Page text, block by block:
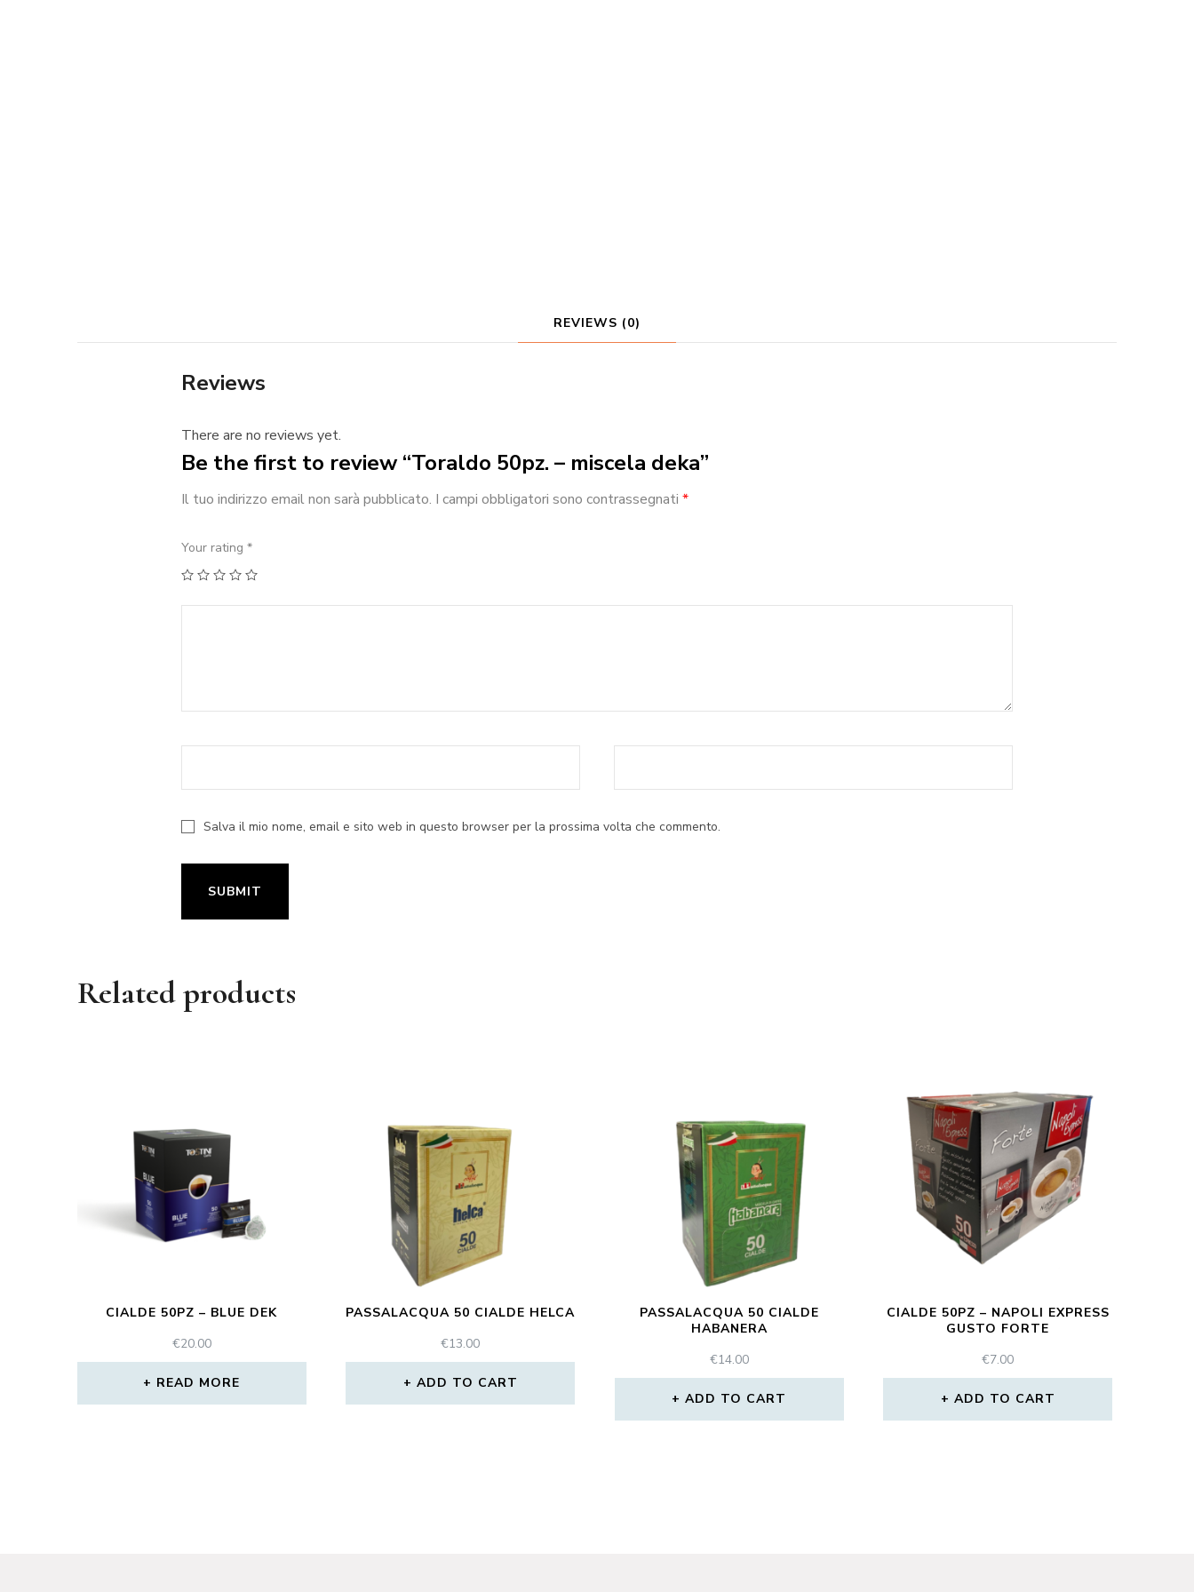
REVIEWS (0)
Reviews
There are no reviews yet.
Be the first to review “Toraldo 50pz. – miscela deka”
Il tuo indirizzo email non sarà pubblicato. I campi obbligatori sono contrassegnati *
Your rating *
1 2 3 4
Salva il mio nome, email e sito web in questo browser per la prossima volta che commento.
Related products
CIALDE 50PZ – BLUE DEK
€20.00
READ MORE
PASSALACQUA 50 CIALDE HELCA
€13.00
ADD TO CART
PASSALACQUA 50 CIALDE
HABANERA
€14.00
ADD TO CART
CIALDE 50PZ – NAPOLI EXPRESS
GUSTO FORTE
€7.00
ADD TO CART